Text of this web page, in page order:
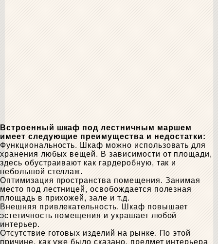
Встроенный шкаф под лестничным маршем
имеет следующие преимущества и недостатки:
Функциональность. Шкаф можно использовать для
хранения любых вещей. В зависимости от площади,
здесь обустраивают как гардеробную, так и
небольшой стеллаж.
Оптимизация пространства помещения. Занимая
место под лестницей, освобождается полезная
площадь в прихожей, зале и т.д.
Внешняя привлекательность. Шкаф повышает
эстетичность помещения и украшает любой
интерьер.
Отсутствие готовых изделий на рынке. По этой
причине, как уже было сказано, предмет интерьера